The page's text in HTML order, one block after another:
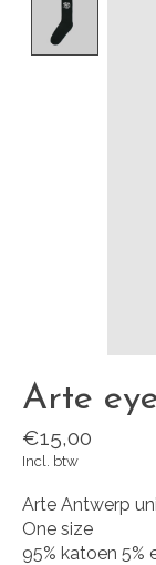
Arte
€15,00
Incl. btw
Arte Antwerp
One size
95% katoen 5%